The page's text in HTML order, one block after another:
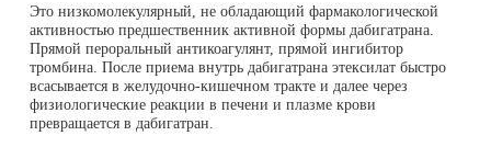
Это низкомолекулярный, не обладающий фармакологической
активностью предшественник активной формы дабигатрана.
Прямой пероральный антикоагулянт, прямой ингибитор
тромбина. После приема внутрь дабигатрана этексилат быстро
всасывается в желудочно-кишечном тракте и далее через
физиологические реакции в печени и плазме крови
превращается в дабигатран.